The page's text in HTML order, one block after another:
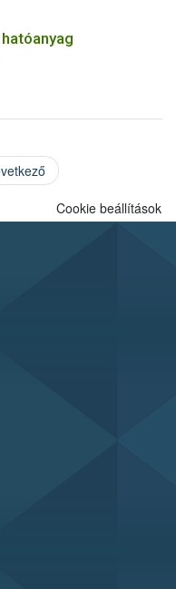
Cookie beállítások